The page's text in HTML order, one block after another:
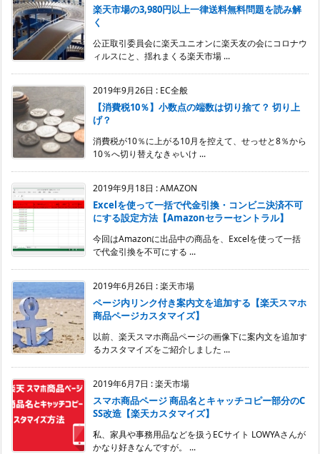
楽天市場の3,980円以上一律送料無料問題を読み解
く
公正取引委員会に楽天ユニオンに楽天友の会にコロナウ
ィルスにと、揺れまくる楽天市場 ...
2019年9月26日 : EC全般
【消費税10％】小数点の端数は切り捨て？ 切り上
げ？
消費税が10％に上がる10月を控えて、せっせと8％から
10％へ切り替えなきゃいけ ...
2019年9月18日 :AMAZON
Excelを使って一括で代金引換・コンビニ決済不可
にする設定方法【Amazonセラーセントラル】
今回はAmazonに出品中の商品を、Excelを使って一括
で代金引換を不可にする ...
2019年6月26日 :楽天市場
ページ内リンク付き案内文を追加する【楽天スマホ
商品ページカスタマイズ】
以前、楽天スマホ商品ページの画像下に案内文を追加す
るカスタマイズをご紹介しました ...
2019年6月7日 :楽天市場
スマホ商品ページ 商品名とキャッチコピー部分のC
SS改造【楽天カスタマイズ】
私、家具や事務用品などを扱うECサイト LOWYAさんが
かなり好きなんですが。 ...